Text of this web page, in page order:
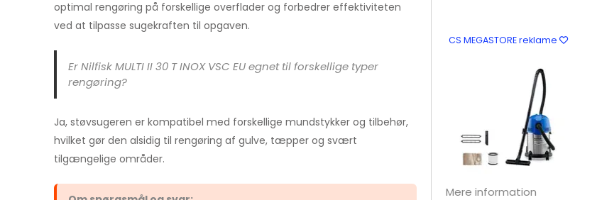
optimal rengøring på forskellige overflader og forbedrer effektiviteten
ved at tilpasse sugekraften til opgaven.
Er Nilfisk MULTI II 30 T INOX VSC EU egnet til forskellige typer
rengøring?
Ja, støvsugeren er kompatibel med forskellige mundstykker og tilbehør,
hvilket gør den alsidig til rengøring af gulve, tæpper og svært
tilgængelige områder.
CS MEGASTORE reklame
Mere information